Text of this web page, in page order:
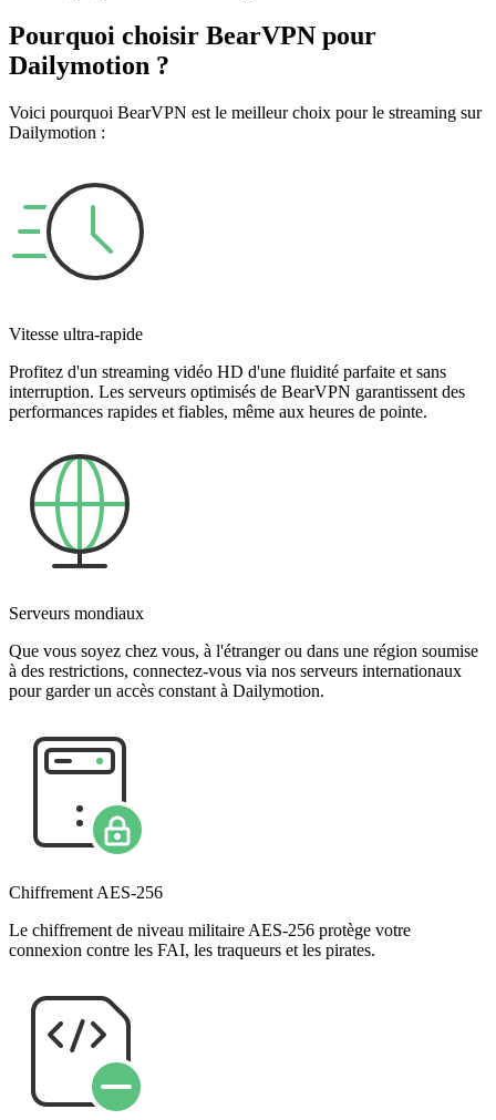
Pourquoi choisir BearVPN pour
Dailymotion ?
Voici pourquoi BearVPN est le meilleur choix pour le streaming sur
Dailymotion :
Vitesse ultra-rapide
Profitez d'un streaming vidéo HD d'une fluidité parfaite et sans
interruption. Les serveurs optimisés de BearVPN garantissent des
performances rapides et fiables, même aux heures de pointe.
Serveurs mondiaux
Que vous soyez chez vous, à l'étranger ou dans une région soumise
à des restrictions, connectez-vous via nos serveurs internationaux
pour garder un accès constant à Dailymotion.
Chiffrement AES-256
Le chiffrement de niveau militaire AES-256 protège votre
connexion contre les FAI, les traqueurs et les pirates.